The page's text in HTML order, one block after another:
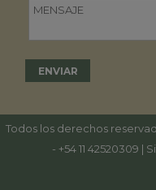
Todos los derechos
- +54 11 42520309 |